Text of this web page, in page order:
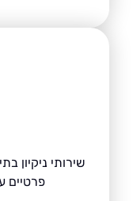
שירותי ניקיון בתים
פרטיים עם